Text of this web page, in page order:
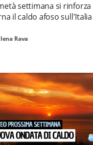
settimana si
il caldo afoso sull'Italia
Rava